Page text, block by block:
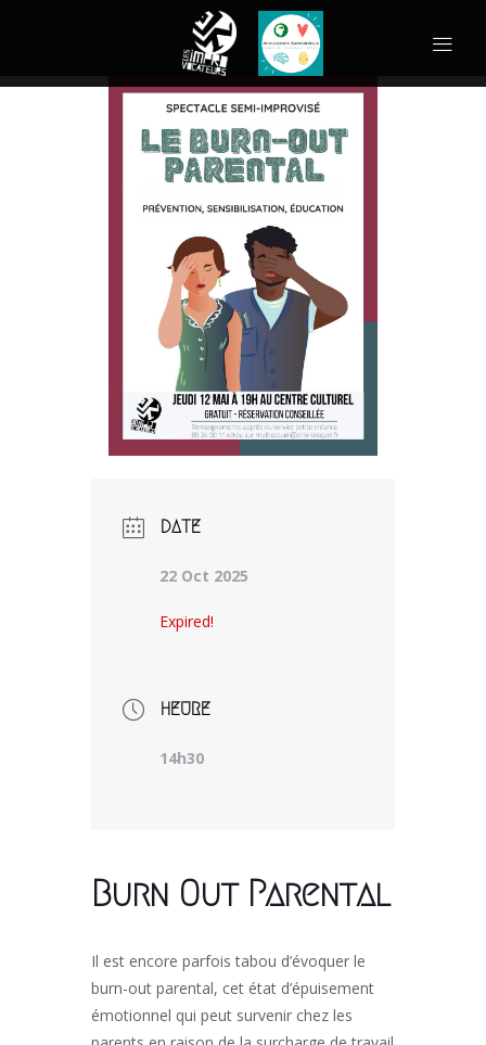
DATE
22 Oct 2025
Expired!
HEURE
14h30
Burn Out Parental
Il est encore parfois tabou d’évoquer le
burn-out parental, cet état d’épuisement
émotionnel qui peut survenir chez les